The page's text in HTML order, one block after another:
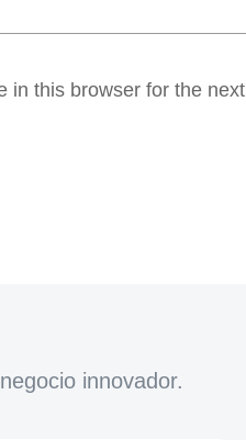
in this browser for the next
innovador.